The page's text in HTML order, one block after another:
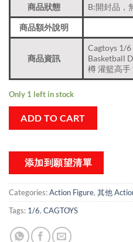
商品狀態 B:開封品，
商品額外說明
商品資訊
Cagtoys 1/
Basketball
樽 灌籃高手
Only 1 left in stock
ADD TO CART
添加到願望清單
Categories:Action Figure, 其他
Tags: 1/6, CAGTOYS